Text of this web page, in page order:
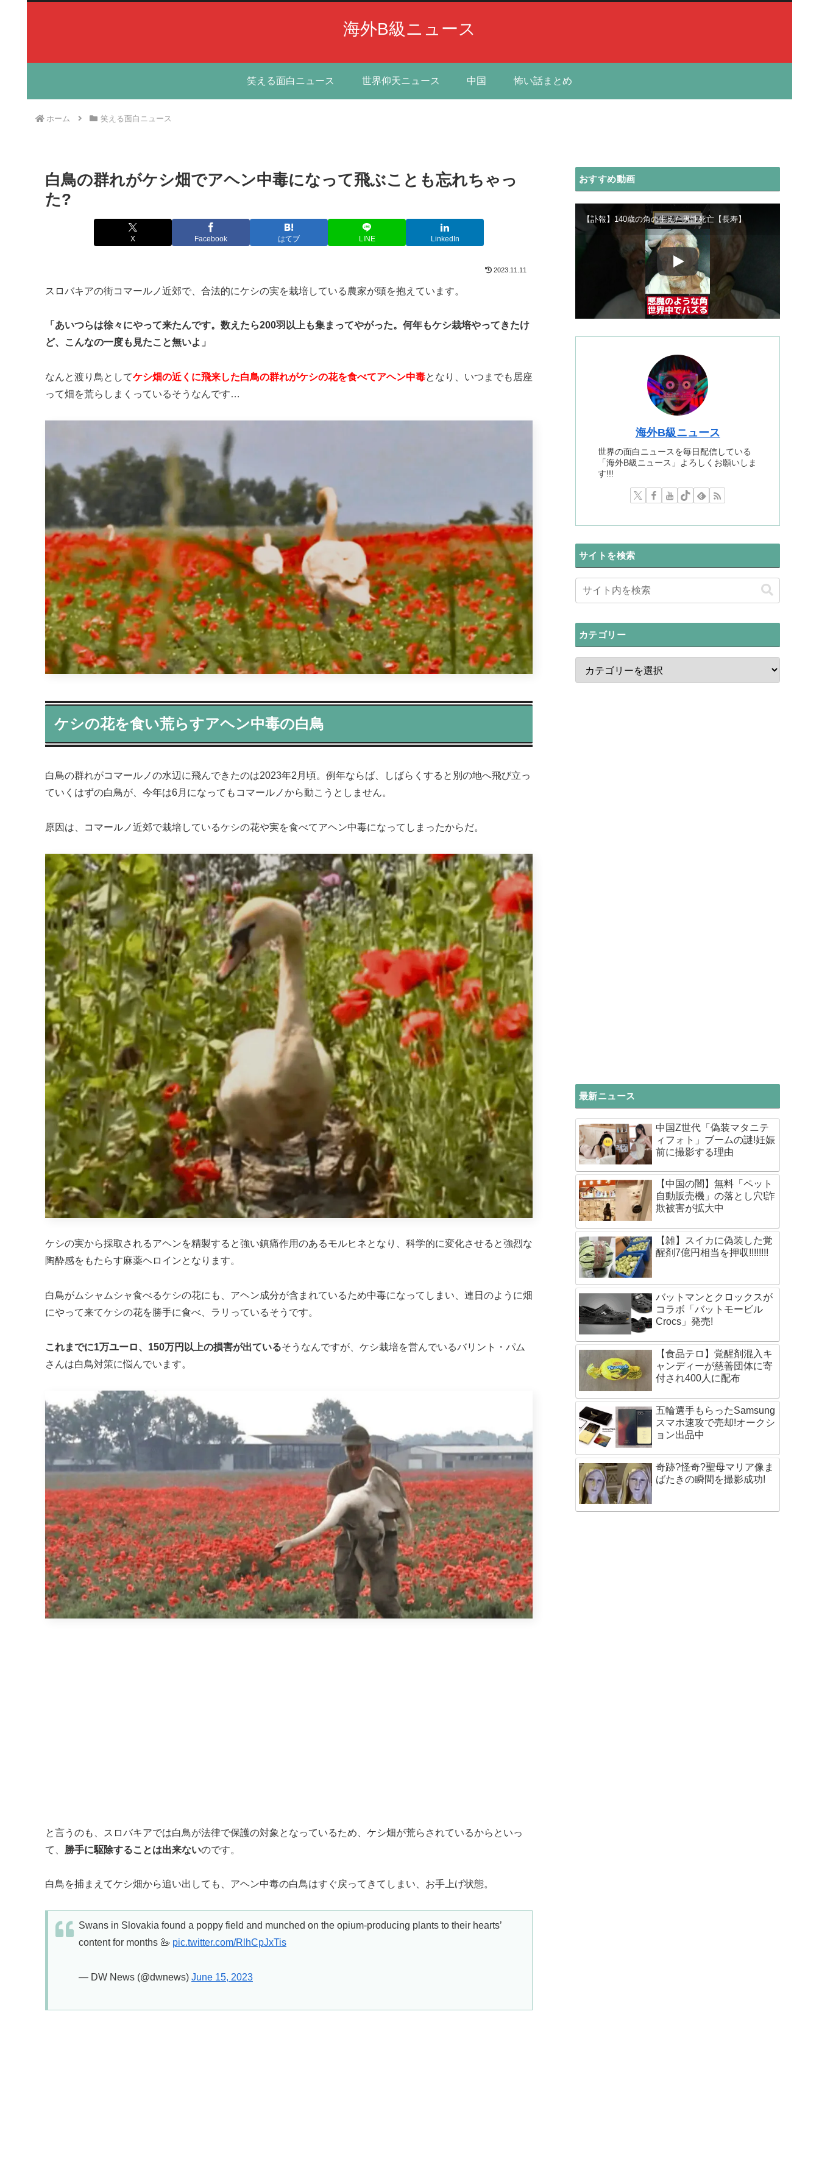
海外B級ニュース
笑える面白ニュース 世界仰天ニュース 中国 怖い話まとめ
ホーム 笑える面白ニュース
白鳥の群れがケシ畑でアヘン中毒になって飛ぶことも忘れちゃっ
た?
X Facebook はてブ LINE LinkedIn
2023.11.11
スロバキアの街コマールノ近郊で、合法的にケシの実を栽培している農家が頭を抱えています。
「あいつらは徐々にやって来たんです。数えたら200羽以上も集まってやがった。何年もケシ栽培やってきたけ
ど、こんなの一度も見たこと無いよ」
なんと渡り鳥としてケシ畑の近くに飛来した白鳥の群れがケシの花を食べてアヘン中毒となり、いつまでも居座
って畑を荒らしまくっているそうなんです…
ケシの花を食い荒らすアヘン中毒の白鳥
白鳥の群れがコマールノの水辺に飛んできたのは2023年2月頃。例年ならば、しばらくすると別の地へ飛び立っ
ていくはずの白鳥が、今年は6月になってもコマールノから動こうとしません。
原因は、コマールノ近郊で栽培しているケシの花や実を食べてアヘン中毒になってしまったからだ。
ケシの実から採取されるアヘンを精製すると強い鎮痛作用のあるモルヒネとなり、科学的に変化させると強烈な
陶酔感をもたらす麻薬ヘロインとなります。
白鳥がムシャムシャ食べるケシの花にも、アヘン成分が含まれているため中毒になってしまい、連日のように畑
にやって来てケシの花を勝手に食べ、ラリっているそうです。
これまでに1万ユーロ、150万円以上の損害が出ているそうなんですが、ケシ栽培を営んでいるバリント・パム
さんは白鳥対策に悩んでいます。
と言うのも、スロバキアでは白鳥が法律で保護の対象となっているため、ケシ畑が荒らされているからといっ
て、 勝手に駆除することは出来ないのです。
白鳥を捕まえてケシ畑から追い出しても、アヘン中毒の白鳥はすぐ戻ってきてしまい、お手上げ状態。
Swans in Slovakia found a poppy field and munched on the opium-producing plants to their hearts’
content for months 🦢 pic.twitter.com/RlhCpJxTis
— DW News (@dwnews) June 15, 2023
おすすめ動画
【訃報】140歳の角の生えた男性死亡【長寿】
海外B級ニュース
世界の面白ニュースを毎日配信している
「海外B級ニュース」よろしくお願いしま
す!!!
サイトを検索
カテゴリー
最新ニュース
中国Z世代「偽装マタニテ
ィフォト」ブームの謎!妊娠
前に撮影する理由
【中国の闇】無料「ペット
自動販売機」の落とし穴!詐
欺被害が拡大中
【雑】スイカに偽装した覚
醒剤7億円相当を押収!!!!!!!!
バットマンとクロックスが
コラボ「バットモービル
Crocs」発売!
【食品テロ】覚醒剤混入キ
ャンディーが慈善団体に寄
付され400人に配布
五輪選手もらったSamsung
スマホ速攻で売却!オークシ
ョン出品中
奇跡?怪奇?聖母マリア像ま
ばたきの瞬間を撮影成功!